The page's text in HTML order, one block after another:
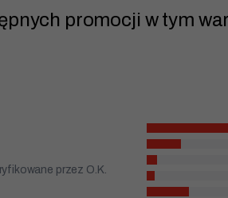
promocji w tym
przez O.K.
cookie, niektóre
funkcje znikną ze
zainteresowania i
podczas
strony, zwiększasz